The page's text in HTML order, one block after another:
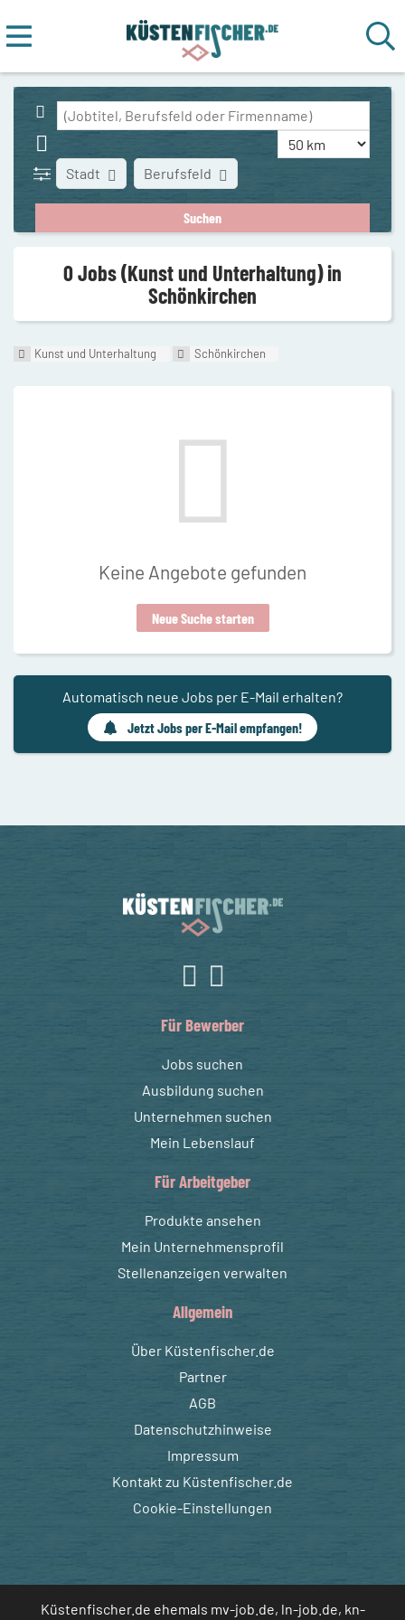
Stadt Berufsfeld
0 Jobs (Kunst und Unterhaltung) in
Schönkirchen
Kunst und Unterhaltung Schönkirchen
Keine Angebote gefunden
Neue Suche starten
Automatisch neue Jobs per E-Mail erhalten?
Jetzt Jobs per E-Mail empfangen!
Für Bewerber
Jobs suchen
Ausbildung suchen
Unternehmen suchen
Mein Lebenslauf
Für Arbeitgeber
Produkte ansehen
Mein Unternehmensprofil
Stellenanzeigen verwalten
Allgemein
Über Küstenfischer.de
Partner
AGB
Datenschutzhinweise
Impressum
Kontakt zu Küstenfischer.de
Cookie-Einstellungen
Küstenfischer.de ehemals mv-job.de, ln-job.de, kn-